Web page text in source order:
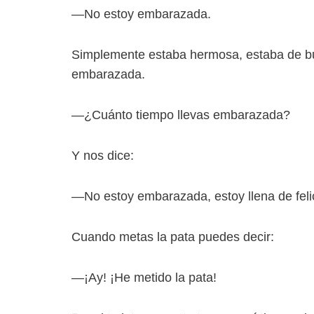
—No estoy embarazada.
Simplemente estaba hermosa, estaba de
embarazada.
—¿Cuánto tiempo llevas embarazada?
Y nos dice:
—No estoy embarazada, estoy llena de
Cuando metas la pata puedes decir:
—¡Ay! ¡He metido la pata!